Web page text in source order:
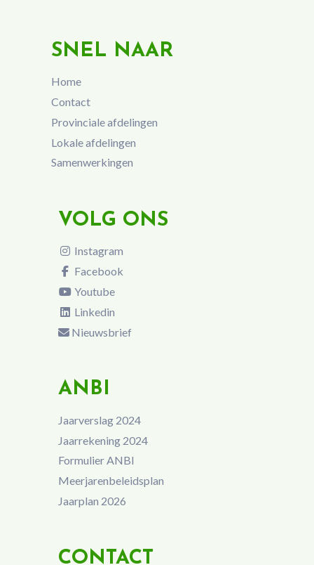
SNEL NAAR
Home
Contact
Provinciale afdelingen
Lokale afdelingen
Samenwerkingen
VOLG ONS
Instagram
Facebook
Youtube
Linkedin
Nieuwsbrief
ANBI
Jaarverslag 2024
Jaarrekening 2024
Formulier ANBI
Meerjarenbeleidsplan
Jaarplan 2026
CONTACT